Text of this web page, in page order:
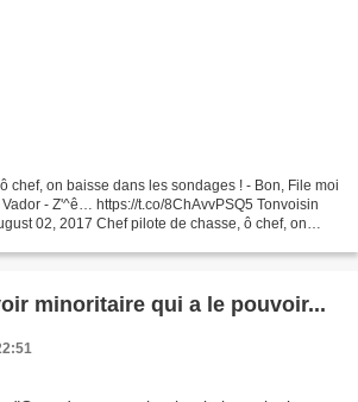
chef, on baisse dans les sondages ! - Bon, File moi
- Z'^ê… https://t.co/8ChAvvPSQ5 Tonvoisin
02, 2017 Chef pilote de chasse, ô chef, on
minoritaire qui a le pouvoir...